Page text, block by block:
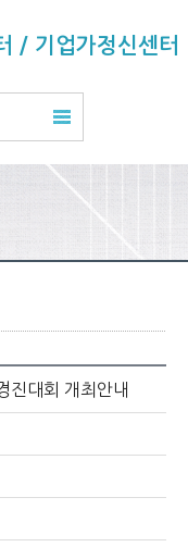
/ 기업가정신센터
진대회 개최안내